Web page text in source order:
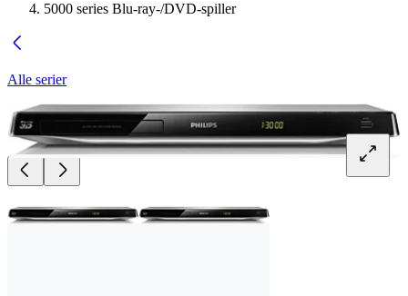
5000 series Blu-ray-/DVD-spiller
Alle serier